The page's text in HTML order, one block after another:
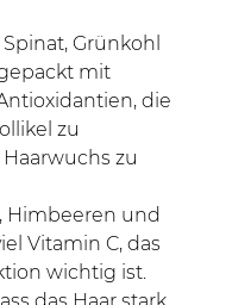
Spinat, Grünkohl
mit
die
zu
zu
Himbeeren und
Vitamin C, das
wichtig ist.